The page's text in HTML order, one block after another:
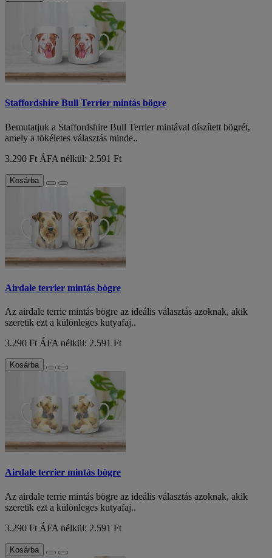
Staffordshire Bull Terrier mintás bögre
Bemutatjuk a Staffordshire Bull Terrier mintával díszített bögrét,
amely a tökéletes választás minde..
3.290 Ft ÁFA nélkül: 2.591 Ft
Kosárba
Airdale terrier mintás bögre
Az airdale terrie mintás bögre az ideális választás azoknak, akik
szeretik ezt a különleges kutyafaj..
3.290 Ft ÁFA nélkül: 2.591 Ft
Kosárba
Airdale terrier mintás bögre
Az airdale terrie mintás bögre az ideális választás azoknak, akik
szeretik ezt a különleges kutyafaj..
3.290 Ft ÁFA nélkül: 2.591 Ft
Kosárba